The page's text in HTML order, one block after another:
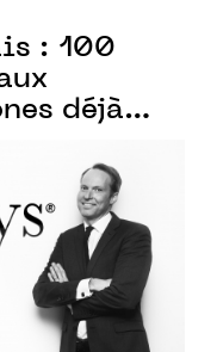
: 100
déjà